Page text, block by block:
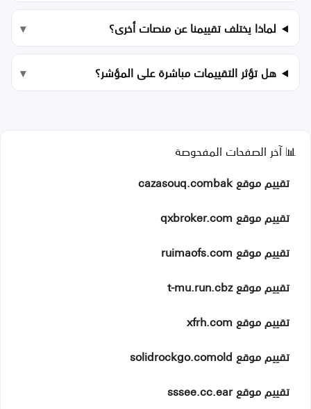
لماذا يختلف تقييمنا عن منصات أخرى؟
هل تؤثر التقييمات مباشرة على المؤشر؟
📊 آخر الصفحات المفحوصة
تقييم موقع cazasouq.combak
تقييم موقع qxbroker.com
تقييم موقع ruimaofs.com
تقييم موقع t-mu.run.cbz
تقييم موقع xfrh.com
تقييم موقع solidrockgo.comold
تقييم موقع sssee.cc.ear